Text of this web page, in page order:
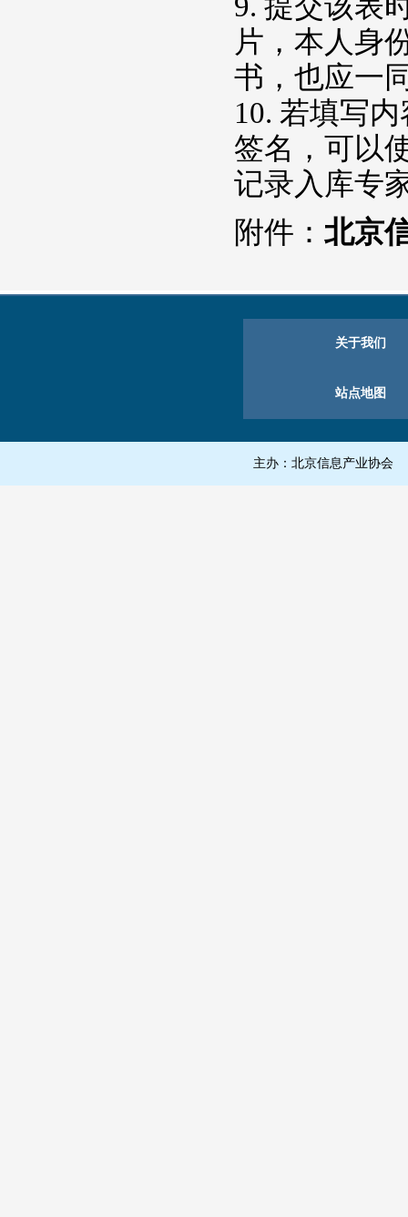
片，本人身
书，也应一
10. 若填写
签名，可以
记录入库专
附件： 北京
关于我们
站点地图
主办：北京信息产业协